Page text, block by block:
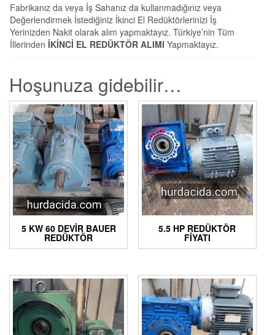
Fabrikanız da veya İş Sahanız da kullanmadığınız veya
Değerlendirmek İstediğiniz İkinci El Redüktörlerinizi İş
Yerinizden Nakit olarak alım yapmaktayız. Türkiye’nin Tüm
İllerinden İKİNCİ EL REDÜKTÖR ALIMI Yapmaktayız.
Hoşunuza gidebilir…
5 KW 60 DEVIR BAUER
REDÜKTÖR
5.5 HP REDÜKTÖR
FIYATI